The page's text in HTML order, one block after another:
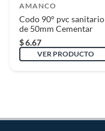
AMANCO
Codo 90° pvc sanitario
de 50mm Cementar
$6.67
VER PRODUCTO